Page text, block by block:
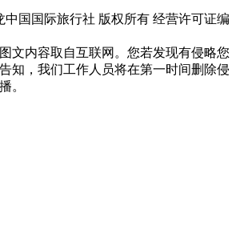
中国国际旅行社 版权所有 经营许可证编
文内容取自互联网。您若发现有侵略您
知，我们工作人员将在第一时间删除侵
。